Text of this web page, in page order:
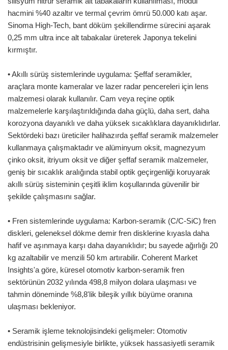
hacmini %40 azaltır ve termal çevrim ömrü 50.000 katı aşar.
Sinoma High-Tech, bant döküm şekillendirme sürecini aşarak
0,25 mm ultra ince alt tabakalar üreterek Japonya tekelini
kırmıştır.
• Akıllı sürüş sistemlerinde uygulama: Şeffaf seramikler,
araçlara monte kameralar ve lazer radar pencereleri için lens
malzemesi olarak kullanılır. Cam veya reçine optik
malzemelerle karşılaştırıldığında daha güçlü, daha sert, daha
korozyona dayanıklı ve daha yüksek sıcaklıklara dayanıklıdırlar.
Sektördeki bazı üreticiler halihazırda şeffaf seramik malzemeler
kullanmaya çalışmaktadır ve alüminyum oksit, magnezyum
çinko oksit, itriyum oksit ve diğer şeffaf seramik malzemeler,
geniş bir sıcaklık aralığında stabil optik geçirgenliği koruyarak
akıllı sürüş sisteminin çeşitli iklim koşullarında güvenilir bir
şekilde çalışmasını sağlar.
• Fren sistemlerinde uygulama: Karbon-seramik (C/C-SiC) fren
diskleri, geleneksel dökme demir fren disklerine kıyasla daha
hafif ve aşınmaya karşı daha dayanıklıdır; bu sayede ağırlığı 20
kg azaltabilir ve menzili 50 km artırabilir. Coherent Market
Insights'a göre, küresel otomotiv karbon-seramik fren
sektörünün 2032 yılında 498,8 milyon dolara ulaşması ve
tahmin döneminde %8,8'lik bileşik yıllık büyüme oranına
ulaşması bekleniyor.
• Seramik işleme teknolojisindeki gelişmeler: Otomotiv
endüstrisinin gelişmesiyle birlikte, yüksek hassasiyetli seramik